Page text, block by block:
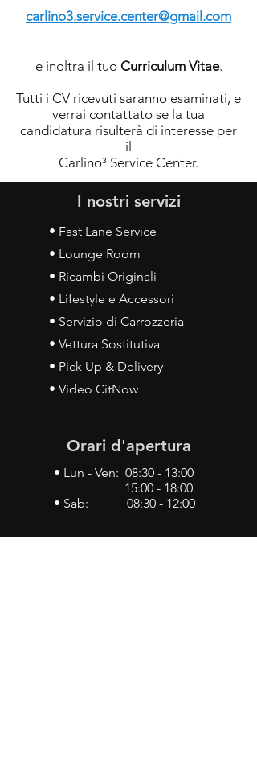
carlino3.service.center@gmail.com
e inoltra il tuo Curriculum Vitae.
Tutti i CV ricevuti saranno esaminati, e
verrai contattato se la tua
candidatura risulterà di interesse per
il
Carlino³ Service Center.
I nostri servizi
• Fast Lane Service
• Lounge Room
• Ricambi Originali
• Lifestyle e Accessori
• Servizio di Carrozzeria
• Vettura Sostitutiva
• Pick Up & Delivery
• Video CitNow
Orari d'apertura
• Lun - Ven: 08:30 - 13:00
15:00 - 18:00
• Sab: 08:30 - 12:00